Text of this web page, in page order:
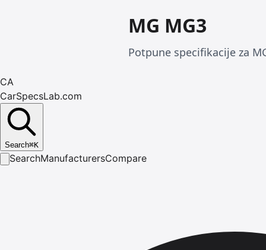
MG MG3
Potpune specifikacije za
CA
CarSpecsLab.com
Search⌘K
SearchManufacturersCompare